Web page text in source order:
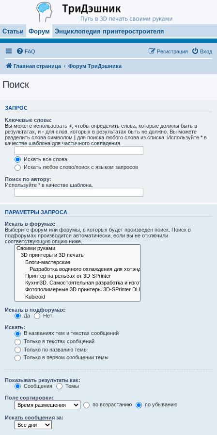
Статьи Форум Энциклопедия принтеростроителя
FAQ Вход
Регистрация
Главная страница Форум ТриДэшника
Поиск
ЗАПРОС
Ключевые слова:
Вы можете использовать + , чтобы определить слова, которые должны быть в
результатах, и - для слов, которых в результатах быть не должно. Вы можете
разделить слова символом | для поиска любого слова из списка. Используйте * в
качестве шаблона для частичного совпадения.
Искать все слова
Искать любое слово/поиск с языком запросов
Поиск по автору:
Используйте * в качестве шаблона.
ПАРАМЕТРЫ ЗАПРОСА
Искать в форумах:
Выберите форум или форумы, в которых будет произведён поиск. Поиск в
подфорумах производится автоматически, если вы не отключили
соответствующую опцию ниже.
Искать в подфорумах:
Да
Нет
Искать:
В названиях тем и текстах сообщений
Только в текстах сообщений
Только по названию темы
Только в первом сообщении темы
Показывать результаты как:
Сообщения
Темы
Поле сортировки:
по возрастанию
по убыванию
Искать сообщения за: